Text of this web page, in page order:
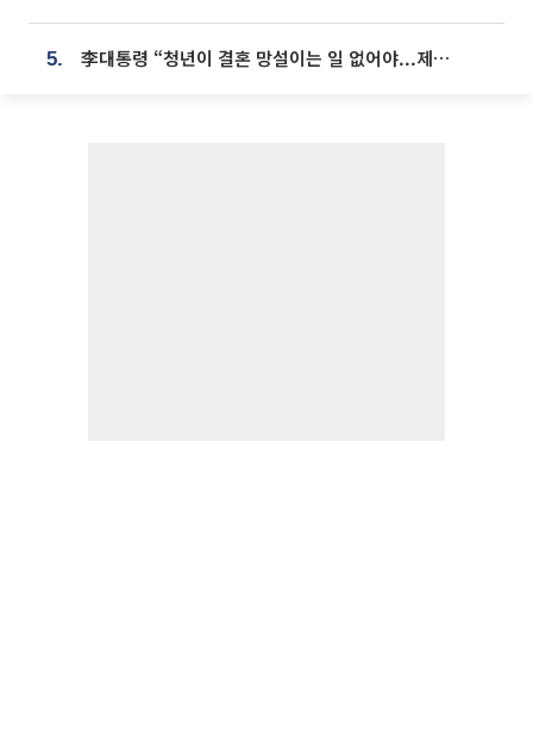
5. 李대통령 “청년이 결혼 망설이는 일 없어야...제도상 불이익 조사”